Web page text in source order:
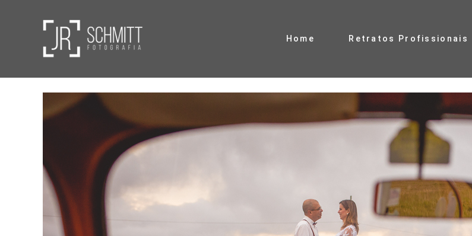
Home Retratos Profissionais